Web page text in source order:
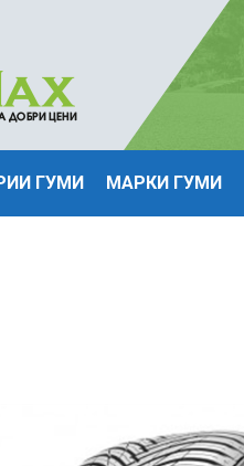
ГУМИ МАРКИ ГУМИ